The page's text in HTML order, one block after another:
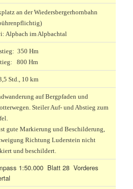
an der Wiedersbergerhornbahn
Alpbach im Alpbachtal
350 Hm
800 Hm
Std., 10 km
auf Bergpfaden und
Steiler Auf- und Abstieg zum
gute Markierung und Beschilderung,
Richtung Luderstein nicht
und beschildert.
1:50.000 Blatt 28 Vorderes